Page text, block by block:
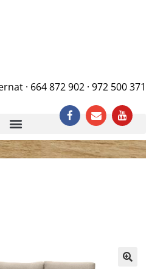
· 664 872 902 · 972 500 371